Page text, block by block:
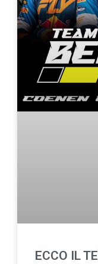
ECCO IL